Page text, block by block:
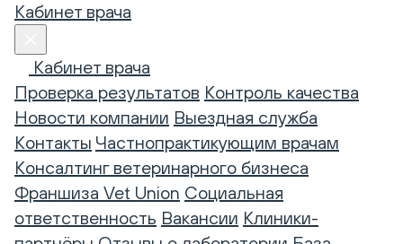
Кабинет врача
Кабинет врача
Проверка результатов Контроль качества
Новости компании Выездная служба
Контакты Частнопрактикующим врачам
Консалтинг ветеринарного бизнеса
Франшиза Vet Union Социальная
ответственность Вакансии Клиники-